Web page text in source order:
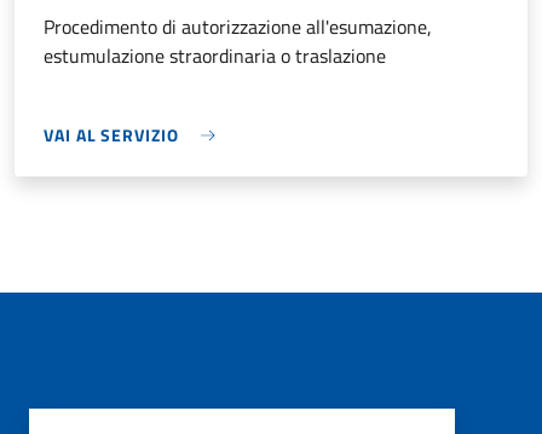
Procedimento di autorizzazione all'esumazione,
estumulazione straordinaria o traslazione
VAI AL SERVIZIO